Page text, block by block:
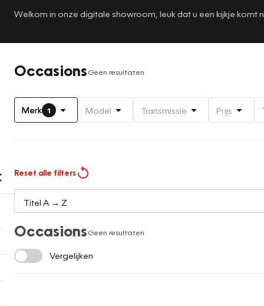
Welkom in onze digitale showroom, leuk dat u een kijkje komt
OccasionsGeen resultaten
Merk 1 Model Transmissie Prijs
Reset alle filters
OccasionsGeen resultaten
Vergelijken